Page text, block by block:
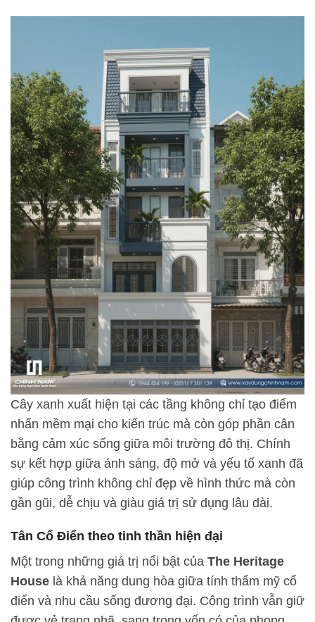
Cây xanh xuất hiện tại các tầng không chỉ tạo điểm
nhấn mềm mại cho kiến trúc mà còn góp phần cân
bằng cảm xúc sống giữa môi trường đô thị. Chính
sự kết hợp giữa ánh sáng, độ mở và yếu tố xanh đã
giúp công trình không chỉ đẹp về hình thức mà còn
gần gũi, dễ chịu và giàu giá trị sử dụng lâu dài.
Tân Cổ Điển theo tinh thần hiện đại
Một trong những giá trị nổi bật của The Heritage
House là khả năng dung hòa giữa tính thẩm mỹ cổ
điển và nhu cầu sống đương đại. Công trình vẫn giữ